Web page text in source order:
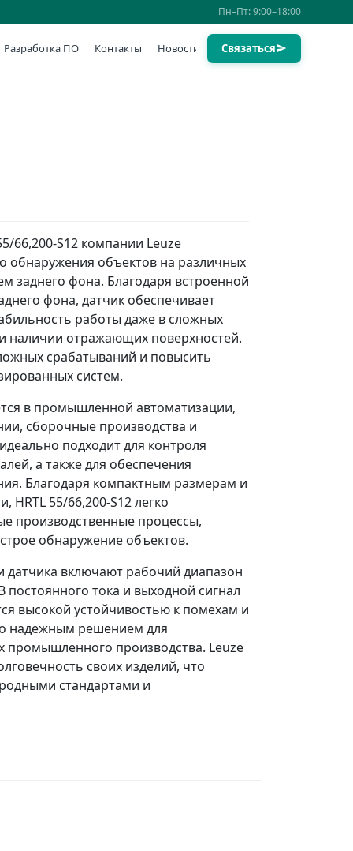
Пн–Пт: 9:00–18:00
Разработка ПО Контакты Новости Связаться
66,200-S12 компании Leuze
обнаружения объектов на различных
заднего фона. Благодаря встроенной
фона, датчик обеспечивает
работы даже в сложных
наличии отражающих поверхностей.
срабатываний и повысить
систем.
в промышленной автоматизации,
сборочные производства и
подходит для контроля
а также для обеспечения
Благодаря компактным размерам и
HRTL 55/66,200-S12 легко
производственные процессы,
обнаружение объектов.
датчика включают рабочий диапазон
постоянного тока и выходной сигнал
высокой устойчивостью к помехам и
надежным решением для
промышленного производства. Leuze
своих изделий, что
стандартами и